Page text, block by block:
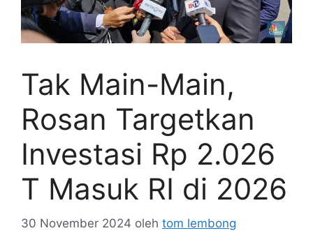
Tak Main-Main,
Rosan Targetkan
Investasi Rp 2.026
T Masuk RI di 2026
30 November 2024 oleh tom lembong